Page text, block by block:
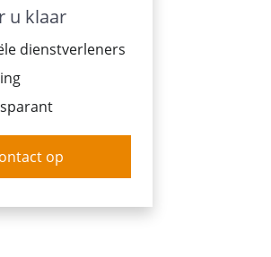
u klaar
dienstverleners
op